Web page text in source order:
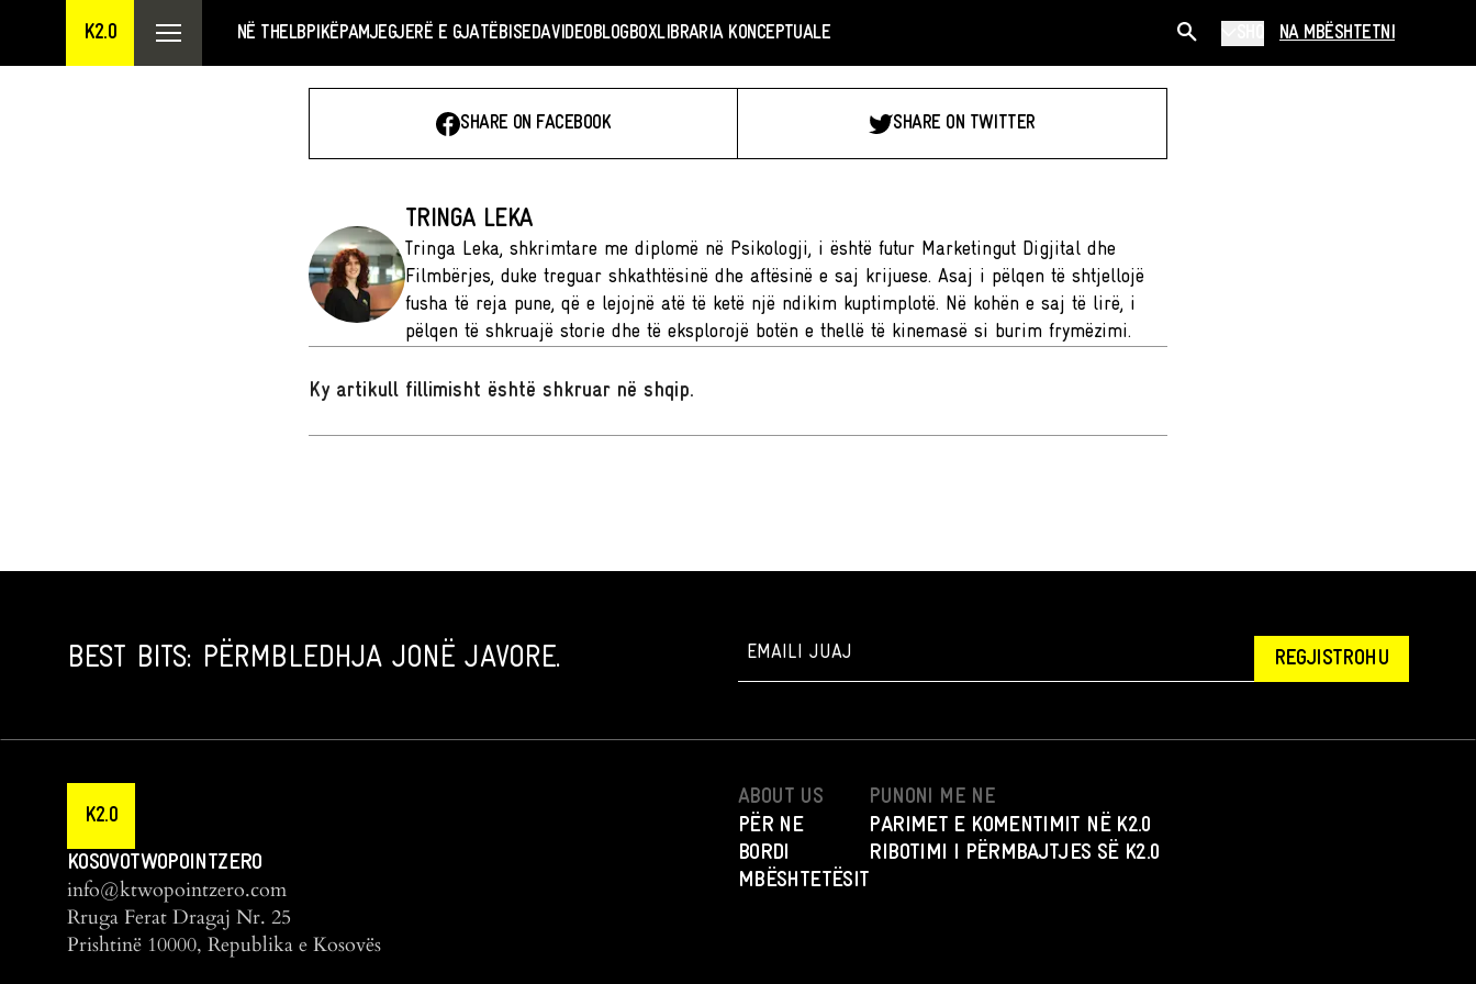
K2.0 NË THELBPIKËPAMJEGJERË E GJATËBISEDAVIDEOBLOGBOXLIBRARIA KONCEPTUALE NA MBËSHTETNI
SHARE ON FACEBOOK SHARE ON TWITTER
TRINGA LEKA
Tringa Leka, shkrimtare me diplomë në Psikologji, i është futur Marketingut Digjital dhe
Filmbërjes, duke treguar shkathtësinë dhe aftësinë e saj krijuese. Asaj i pëlqen të shtjellojë
fusha të reja pune, që e lejojnë atë të ketë një ndikim kuptimplotë. Në kohën e saj të lirë, i
pëlqen të shkruajë storie dhe të eksplorojë botën e thellë të kinemasë si burim frymëzimi.
Ky artikull fillimisht është shkruar në shqip.
BEST BITS: PËRMBLEDHJA JONË JAVORE. REGJISTROHU
K2.0
KOSOVOTWOPOINTZERO
info@ktwopointzero.com
Rruga Ferat Dragaj Nr. 25
Prishtinë 10000, Republika e Kosovës
ABOUT US
PËR NE
BORDI
MBËSHTETËSIT
PUNONI ME NE
PARIMET E KOMENTIMIT NË K2.0
RIBOTIMI I PËRMBAJTJES SË K2.0